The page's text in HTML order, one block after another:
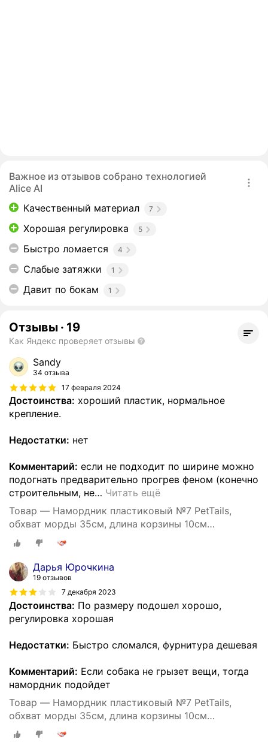
Важное из отзывов собрано технологией
Alice AI
Качественный материал
7
Хорошая регулировка 5
Быстро ломается 4
Слабые затяжки 1
Давит по бокам 1
Отзывы · 19
Как Яндекс проверяет отзывы
Sandy
34 отзыва
17 февраля 2024
Достоинства: хороший пластик, нормальное
крепление.
Недостатки: нет
Комментарий: если не подходит по ширине можно
подогнать предварительно прогрев феном (конечно
строительным, не… Читать ещё
Товар — Намордник пластиковый №7 PetTails,
обхват морды 35см, длина корзины 10см
(ньюфаундленд)
Дарья Юрочкина
19 отзывов
7 декабря 2023
Достоинства: По размеру подошел хорошо,
регулировка хорошая
Недостатки: Быстро сломался, фурнитура дешевая
Комментарий: Если собака не грызет вещи, тогда
намордник подойдет
Товар — Намордник пластиковый №7 PetTails,
обхват морды 35см, длина корзины 10см
(ньюфаундленд)